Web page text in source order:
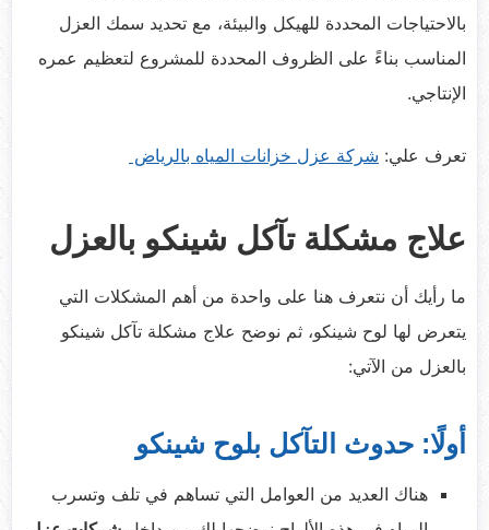
بالاحتياجات المحددة للهيكل والبيئة، مع تحديد سمك العزل
المناسب بناءً على الظروف المحددة للمشروع لتعظيم عمره
الإنتاجي.
تعرف علي: شركة عزل خزانات المياه بالرياض
علاج مشكلة تآكل شينكو بالعزل
ما رأيك أن نتعرف هنا على واحدة من أهم المشكلات التي
يتعرض لها لوح شينكو، ثم نوضح علاج مشكلة تآكل شينكو
بالعزل من الآتي:
أولًا: حدوث التآكل بلوح شينكو
هناك العديد من العوامل التي تساهم في تلف وتسرب